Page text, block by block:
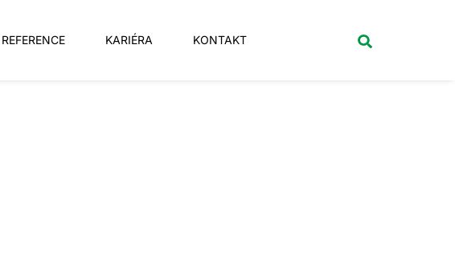
REFERENCE KARIÉRA KONTAKT